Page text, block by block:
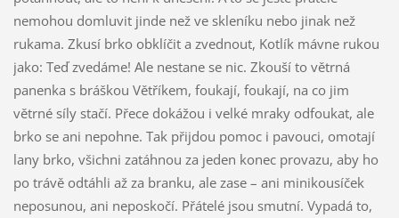
nemohou domluvit jinde než ve skleníku nebo jinak než
rukama. Zkusí brko obklíčit a zvednout, Kotlík mávne rukou
jako: Teď zvedáme! Ale nestane se nic. Zkouší to větrná
panenka s bráškou Větříkem, foukají, foukají, na co jim
větrné síly stačí. Přece dokážou i velké mraky odfoukat, ale
brko se ani nepohne. Tak přijdou pomoc i pavouci, omotají
lany brko, všichni zatáhnou za jeden konec provazu, aby ho
po trávě odtáhli až za branku, ale zase – ani minikousíček
neposunou, ani neposkočí. Přátelé jsou smutní. Vypadá to,